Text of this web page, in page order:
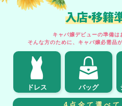
入店・移籍
キャバ嬢デビューの準備は
そんな方のために、キャバ嬢必需品
ドレス バッグ